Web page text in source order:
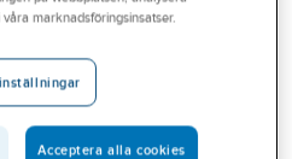
NORDEX
aluminium
MINIMOPPSKAFT
marknadsföringsinsatser.
Acceptera alla cookies